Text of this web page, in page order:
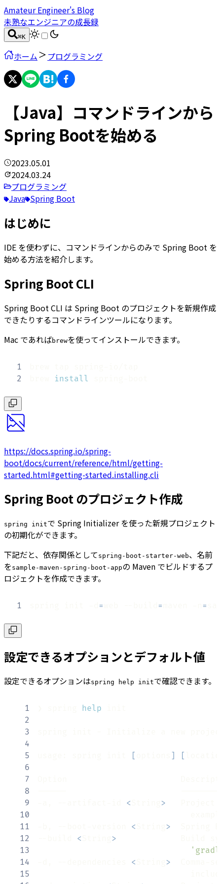
Amateur Engineer's Blog
未熟なエンジニアの成長録
⌘K
ホーム プログラミング
【Java】コマンドラインから
Spring Bootを始める
2023.05.01
2024.03.24
プログラミング
Java Spring Boot
はじめに
IDE を使わずに、コマンドラインからのみで Spring Boot を
始める方法を紹介します。
Spring Boot CLI
Spring Boot CLI は Spring Boot のプロジェクトを新規作成
できたりするコマンドラインツールになります。
Mac であればbrewを使ってインストールできます。
1
2
install
https://docs.spring.io/spring-
boot/docs/current/reference/html/getting-
started.html#getting-started.installing.cli
Spring Boot のプロジェクト作成
spring initで Spring Initializer を使った新規プロジェクト
の初期化ができます。
下記だと、依存関係として spring-boot-starter-web、名前
を sample-maven-spring-boot-appの Maven でビルドするプ
ロジェクトを作成できます。
1 = = =
設定できるオプションとデフォルト値
設定できるオプションはspring help initで確認できます。
1 help
2
3
4
5
6
7
8
9
< >
10
11
< >
12
< >
13
14
<
>
15